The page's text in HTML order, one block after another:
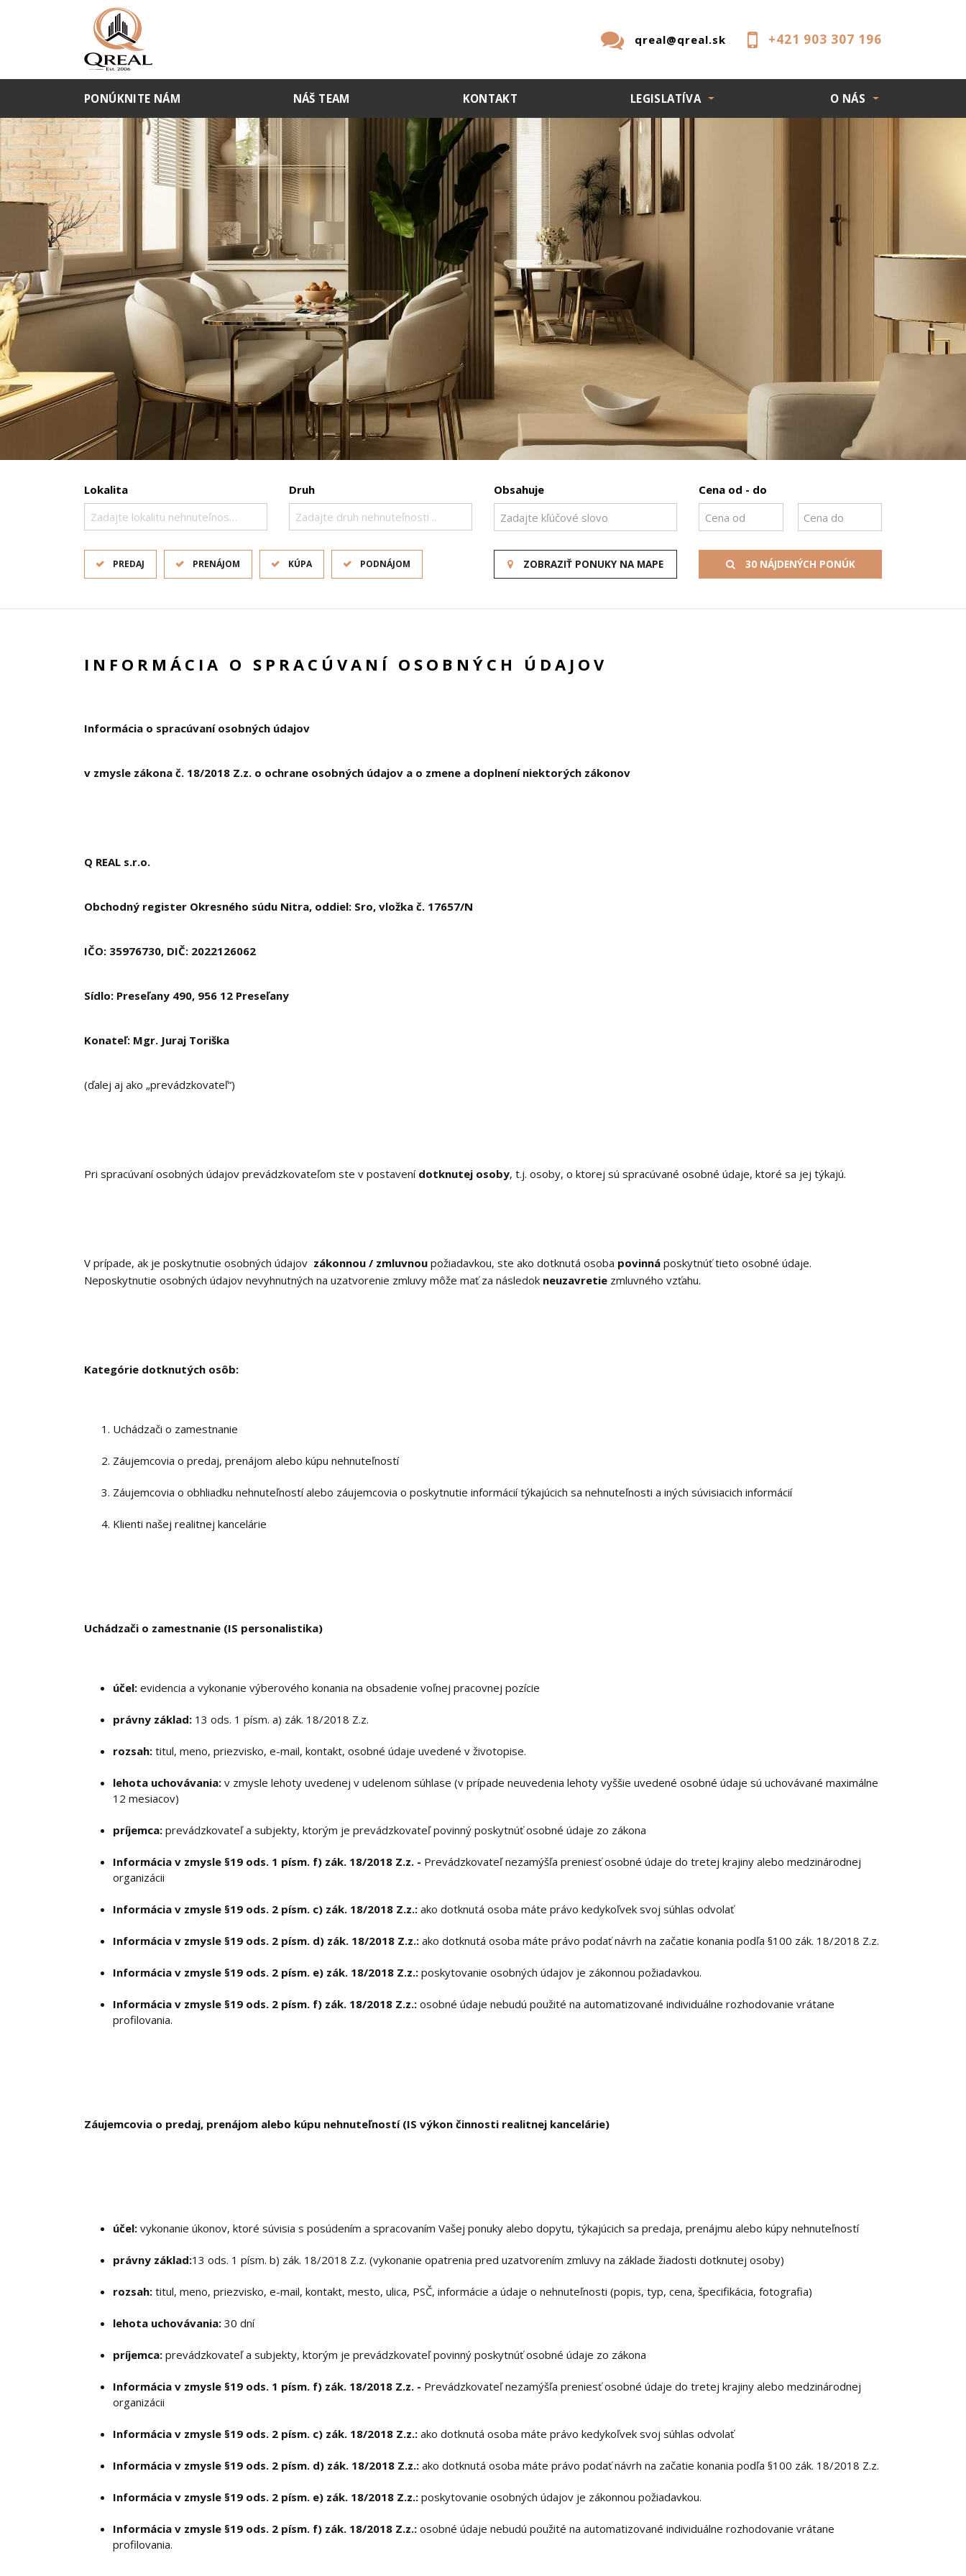
+421 903 307 196
qreal@qreal.sk
PONÚKNITE NÁM NÁŠ TEAM KONTAKT LEGISLATÍVA O NÁS
Lokalita
Zadajte lokalitu nehnuteľnosti ..
Druh
Zadajte druh nehnuteľnosti ..
Obsahuje Cena od - do
PREDAJ PRENÁJOM KÚPA PODNÁJOM ZOBRAZIŤ PONUKY NA MAPE 30 NÁJDENÝCH PONÚK
INFORMÁCIA O SPRACÚVANÍ OSOBNÝCH ÚDAJOV
Informácia o spracúvaní osobných údajov
v zmysle zákona č. 18/2018 Z.z. o ochrane osobných údajov a o zmene a doplnení niektorých zákonov
Q REAL s.r.o.
Obchodný register Okresného súdu Nitra, oddiel: Sro, vložka č. 17657/N
IČO: 35976730, DIČ: 2022126062
Sídlo: Preseľany 490, 956 12 Preseľany
Konateľ: Mgr. Juraj Toriška
(ďalej aj ako „prevádzkovateľ“)
Pri spracúvaní osobných údajov prevádzkovateľom ste v postavení dotknutej osoby, t.j. osoby, o ktorej sú spracúvané osobné údaje, ktoré sa jej týkajú.
V prípade, ak je poskytnutie osobných údajov zákonnou / zmluvnou požiadavkou, ste ako dotknutá osoba povinná poskytnúť tieto osobné údaje.
Neposkytnutie osobných údajov nevyhnutných na uzatvorenie zmluvy môže mať za následok neuzavretie zmluvného vzťahu.
Kategórie dotknutých osôb:
Uchádzači o zamestnanie
Záujemcovia o predaj, prenájom alebo kúpu nehnuteľností
Záujemcovia o obhliadku nehnuteľností alebo záujemcovia o poskytnutie informácií týkajúcich sa nehnuteľnosti a iných súvisiacich informácií
Klienti našej realitnej kancelárie
Uchádzači o zamestnanie (IS personalistika)
účel: evidencia a vykonanie výberového konania na obsadenie voľnej pracovnej pozície
právny základ: 13 ods. 1 písm. a) zák. 18/2018 Z.z.
rozsah: titul, meno, priezvisko, e-mail, kontakt, osobné údaje uvedené v životopise.
lehota uchovávania: v zmysle lehoty uvedenej v udelenom súhlase (v prípade neuvedenia lehoty vyššie uvedené osobné údaje sú uchovávané maximálne
12 mesiacov)
príjemca: prevádzkovateľ a subjekty, ktorým je prevádzkovateľ povinný poskytnúť osobné údaje zo zákona
Informácia v zmysle §19 ods. 1 písm. f) zák. 18/2018 Z.z. - Prevádzkovateľ nezamýšľa preniesť osobné údaje do tretej krajiny alebo medzinárodnej
organizácii
Informácia v zmysle §19 ods. 2 písm. c) zák. 18/2018 Z.z.: ako dotknutá osoba máte právo kedykoľvek svoj súhlas odvolať
Informácia v zmysle §19 ods. 2 písm. d) zák. 18/2018 Z.z.: ako dotknutá osoba máte právo podať návrh na začatie konania podľa §100 zák. 18/2018 Z.z.
Informácia v zmysle §19 ods. 2 písm. e) zák. 18/2018 Z.z.: poskytovanie osobných údajov je zákonnou požiadavkou.
Informácia v zmysle §19 ods. 2 písm. f) zák. 18/2018 Z.z.: osobné údaje nebudú použité na automatizované individuálne rozhodovanie vrátane
profilovania.
Záujemcovia o predaj, prenájom alebo kúpu nehnuteľností (IS výkon činnosti realitnej kancelárie)
účel: vykonanie úkonov, ktoré súvisia s posúdením a spracovaním Vašej ponuky alebo dopytu, týkajúcich sa predaja, prenájmu alebo kúpy nehnuteľností
právny základ:13 ods. 1 písm. b) zák. 18/2018 Z.z. (vykonanie opatrenia pred uzatvorením zmluvy na základe žiadosti dotknutej osoby)
rozsah: titul, meno, priezvisko, e-mail, kontakt, mesto, ulica, PSČ, informácie a údaje o nehnuteľnosti (popis, typ, cena, špecifikácia, fotografia)
lehota uchovávania: 30 dní
príjemca: prevádzkovateľ a subjekty, ktorým je prevádzkovateľ povinný poskytnúť osobné údaje zo zákona
Informácia v zmysle §19 ods. 1 písm. f) zák. 18/2018 Z.z. - Prevádzkovateľ nezamýšľa preniesť osobné údaje do tretej krajiny alebo medzinárodnej
organizácii
Informácia v zmysle §19 ods. 2 písm. c) zák. 18/2018 Z.z.: ako dotknutá osoba máte právo kedykoľvek svoj súhlas odvolať
Informácia v zmysle §19 ods. 2 písm. d) zák. 18/2018 Z.z.: ako dotknutá osoba máte právo podať návrh na začatie konania podľa §100 zák. 18/2018 Z.z.
Informácia v zmysle §19 ods. 2 písm. e) zák. 18/2018 Z.z.: poskytovanie osobných údajov je zákonnou požiadavkou.
Informácia v zmysle §19 ods. 2 písm. f) zák. 18/2018 Z.z.: osobné údaje nebudú použité na automatizované individuálne rozhodovanie vrátane
profilovania.